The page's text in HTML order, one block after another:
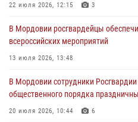
разрешительной работы передал
зону СВО
04 августа 2026, 11:13
Сотрудники Росгвардии Мордовии
республиканских соревнований по
04 августа 2026, 08:27
22 июля 2026, 12:15 3
В Мордовии росгвардейцы
всероссийских мероприятий
13 июля 2026, 13:48
В Мордовии сотрудники
общественного порядка
20 июля 2026, 10:44 6